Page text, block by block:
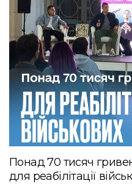
Понад 70 тисяч
для реабілітації